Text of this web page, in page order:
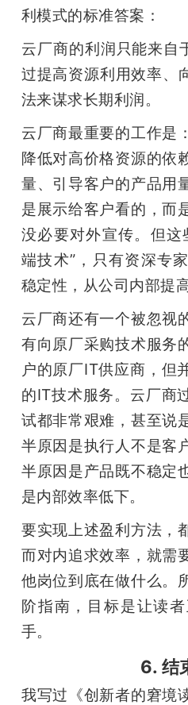
利模式的标准答案：
云厂商的利润只能来自
过提高资源利用效率、
法来谋求长期利润。
云厂商最重要的工作是
降低对高价格资源的依
量、引导客户的产品用
是展示给客户看的，而
没必要对外宣传。但这
端技术”，只有资深专
稳定性，从公司内部提
云厂商还有一个被忽视
有向原厂采购技术服务
户的原厂IT供应商，但
的IT技术服务。云厂商
试都非常艰难，甚至说
半原因是执行人不是客
半原因是产品既不稳定
是内部效率低下。
要实现上述盈利方法，
而对内追求效率，就需
他岗位到底在做什么。
阶指南，目标是让读
手。
6. 结
我写过《创新者的窘境